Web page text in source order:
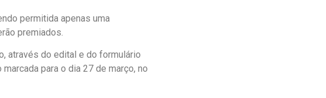
permitida apenas uma
premiados.
através do edital e do formulário
para o dia 27 de março, no